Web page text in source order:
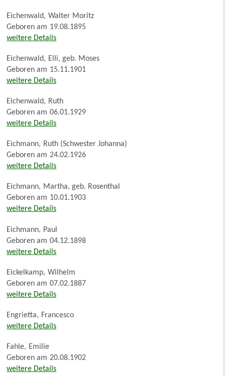
Eichenwald, Walter Moritz
Geboren am 19.08.1895
weitere Details
Eichenwald, Elli, geb. Moses
Geboren am 15.11.1901
weitere Details
Eichenwald, Ruth
Geboren am 06.01.1929
weitere Details
Eichmann, Ruth (Schwester Johanna)
Geboren am 24.02.1926
weitere Details
Eichmann, Martha, geb. Rosenthal
Geboren am 10.01.1903
weitere Details
Eichmann, Paul
Geboren am 04.12.1898
weitere Details
Eickelkamp, Wilhelm
Geboren am 07.02.1887
weitere Details
Engrietta, Francesco
weitere Details
Fahle, Emilie
Geboren am 20.08.1902
weitere Details